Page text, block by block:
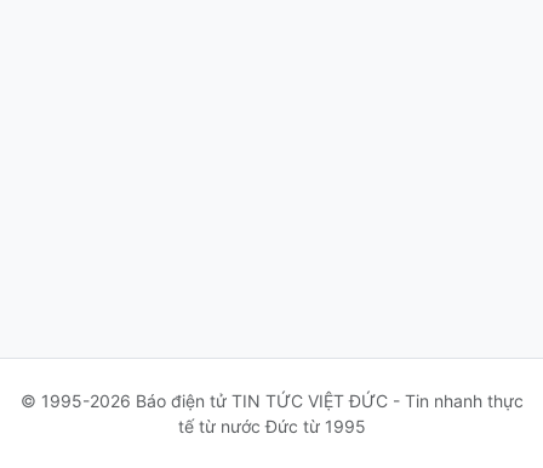
© 1995-2026 Báo điện tử TIN TỨC VIỆT ĐỨC - Tin nhanh thực
tế từ nước Đức từ 1995